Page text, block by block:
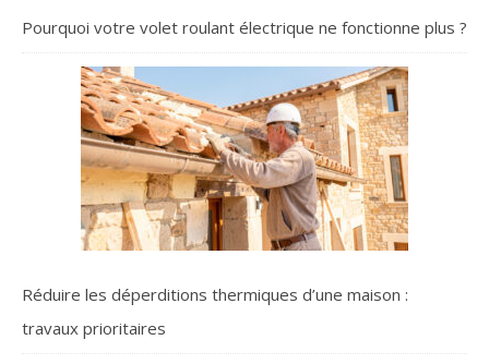
Pourquoi votre volet roulant électrique ne fonctionne plus ?
Réduire les déperditions thermiques d’une maison :
travaux prioritaires